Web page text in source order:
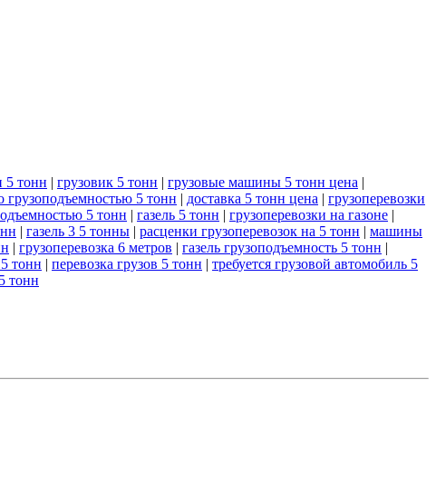
5 тонн | грузовик 5 тонн | грузовые машины 5 тонн цена |
грузоподъемностью 5 тонн | доставка 5 тонн цена | грузоперевозки
5 тонн | газель 5 тонн | грузоперевозки на газоне |
| газель 3 5 тонны | расценки грузоперевозок на 5 тонн | машины
| грузоперевозка 6 метров | газель грузоподъемность 5 тонн |
тонн | перевозка грузов 5 тонн | требуется грузовой автомобиль 5
тонн